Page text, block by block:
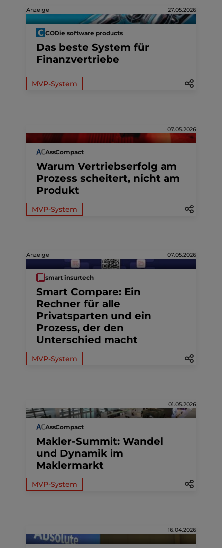
Anzeige 27.05.2026
CODie software products
Das beste System für
Finanzvertriebe
MVP-System
07.05.2026
AssCompact
Warum Vertriebserfolg am
Prozess scheitert, nicht am
Produkt
MVP-System
Anzeige 07.05.2026
smart insurtech
Smart Compare: Ein
Rechner für alle
Privatsparten und ein
Prozess, der den
Unterschied macht
MVP-System
01.05.2026
AssCompact
Makler-Summit: Wandel
und Dynamik im
Maklermarkt
MVP-System
16.04.2026